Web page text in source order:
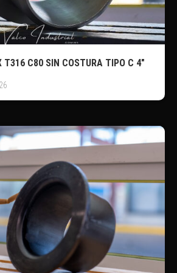
T316 C80 SIN COSTURA TIPO C 4″